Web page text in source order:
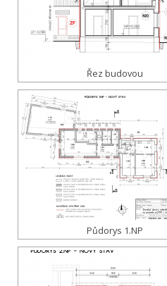
Řez budovou
Půdorys 1.NP